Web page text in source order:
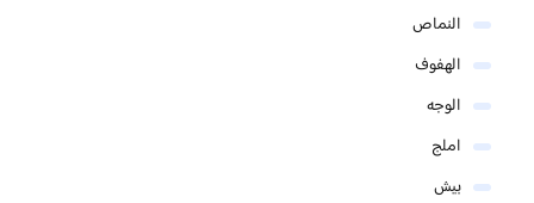
النماص
الهفوف
الوجه
املج
بيش